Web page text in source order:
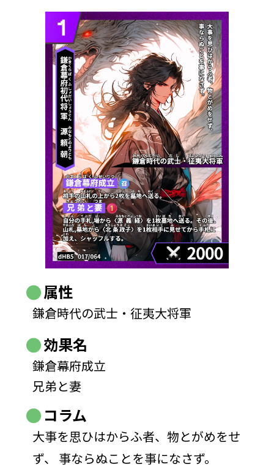
属性
鎌倉時代の武士・征夷大将軍
効果名
鎌倉幕府成立
兄弟と妻
コラム
大事を思ひはからふ者、物とがめをせ
ず、 事ならぬことを事になさず。